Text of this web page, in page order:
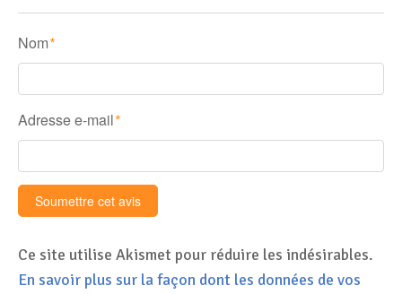
Nom *
Adresse e-mail *
Ce site utilise Akismet pour réduire les indésirables.
En savoir plus sur la façon dont les données de vos